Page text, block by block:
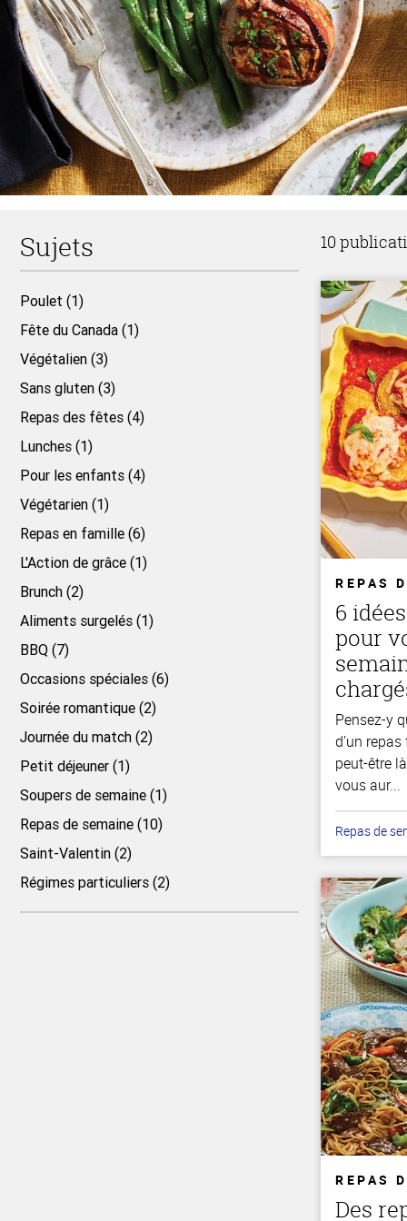
10
REPAS
6
pour
Pensez-y
d’un
peut-être
vous aur...
Repas de
REPAS
Des
Sujets
Poulet (1)
Fête du Canada (1)
Végétalien (3)
Sans gluten (3)
Repas des fêtes (4)
Lunches (1)
Pour les enfants (4)
Végétarien (1)
Repas en famille (6)
L'Action de grâce (1)
Brunch (2)
Aliments surgelés (1)
BBQ (7)
Occasions spéciales (6)
Soirée romantique (2)
Journée du match (2)
Petit déjeuner (1)
Soupers de semaine (1)
Repas de semaine (10)
Saint-Valentin (2)
Régimes particuliers (2)